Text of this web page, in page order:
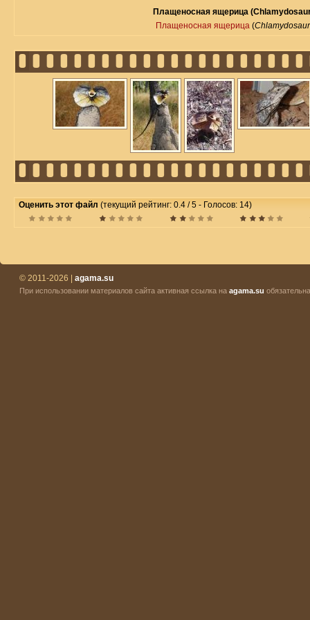
Плащеносная ящерица
Плащеносная ящерица (
Оценить этот файл (текущий рейтинг: 0.4 / 5 - Голосов: 14)
© 2011-2026 | agama.su
При использовании материалов сайта активная ссылка на agama.su